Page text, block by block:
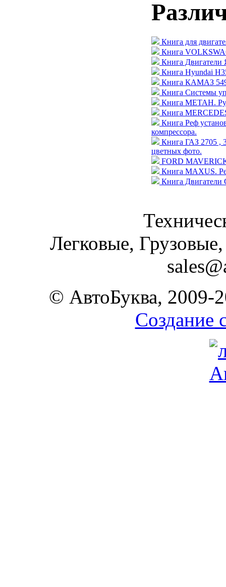
Книга для
Книга
Книга
Книга Hyundai
Книга КАМАЗ
Книга Системы
Книга МЕТАН.
Книга
Книга Реф
компрессора.
Книга ГАЗ 2705 ,
цветных фото.
FORD
Книга MAXUS.
Книга Двигатели
Легковые,
© АвтоБуква, 2009-
Создание